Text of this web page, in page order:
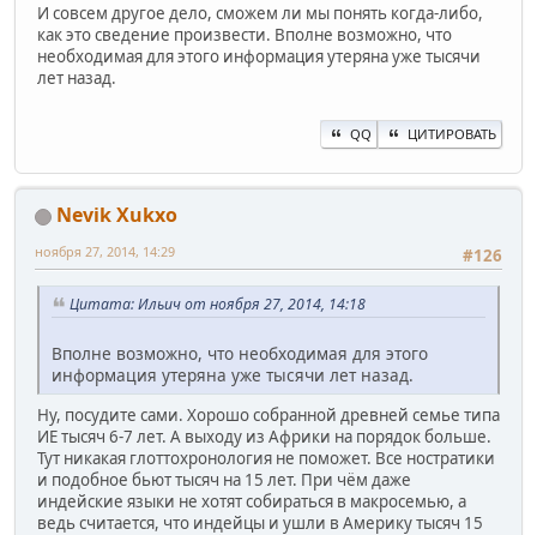
И совсем другое дело, сможем ли мы понять когда-либо,
как это сведение произвести. Вполне возможно, что
необходимая для этого информация утеряна уже тысячи
лет назад.
QQ ЦИТИРОВАТЬ
Nevik Xukxo
#126
ноября 27, 2014, 14:29
Цитата: Ильич от ноября 27, 2014, 14:18
Вполне возможно, что необходимая для этого
информация утеряна уже тысячи лет назад.
Ну, посудите сами. Хорошо собранной древней семье типа
ИЕ тысяч 6-7 лет. А выходу из Африки на порядок больше.
Тут никакая глоттохронология не поможет. Все ностратики
и подобное бьют тысяч на 15 лет. При чём даже
индейские языки не хотят собираться в макросемью, а
ведь считается, что индейцы и ушли в Америку тысяч 15